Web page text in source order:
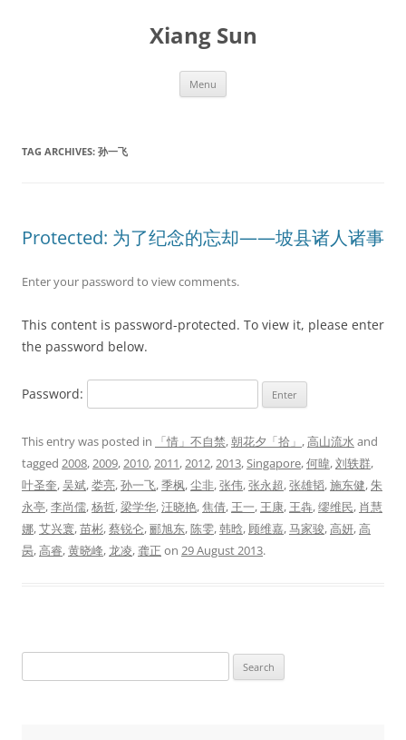
Xiang Sun
Menu
TAG ARCHIVES: 孙一飞
Protected: 为了纪念的忘却——坡县诸人诸事
Enter your password to view comments.
This content is password-protected. To view it, please enter
the password below.
Password:
This entry was posted in 「情」不自禁,朝花夕「拾」 ,高山流水 and
tagged 2008,2009,2010,2011,2012,2013,Singapore,何暐,刘轶群,
叶圣奎,吴斌,娄亮,孙一飞,季枫,尘非,张伟,张永超,张雄韬,施东健,朱
永亭,李尚儒,杨哲,梁学华,汪晓艳,焦倩, 王一, 王康, 王犇,缪维民, 肖慧
娜,艾兴寰,苗彬,蔡锐仑,郦旭东,陈雯,韩晗, 顾维嘉,马家骏,高妍,高
昺,高睿,黄晓峰,龙凌,龚正 on 29 August 2013.
for: